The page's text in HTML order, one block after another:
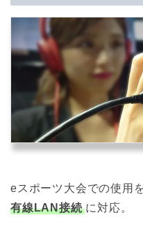
eスポーツ大会での使用
有線LAN接続 に対応。